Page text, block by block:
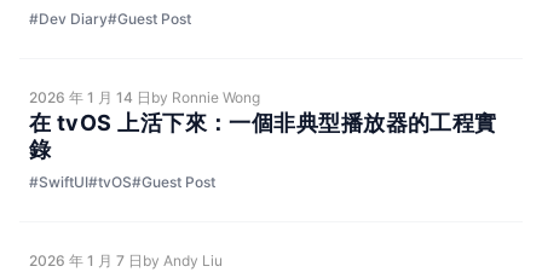
#Dev Diary#Guest Post
2026 年 1 月 14 日 by Ronnie Wong
在 tvOS 上活下來：一個非典型播放器的工程實
錄
#SwiftUI#tvOS#Guest Post
2026 年 1 月 7 日 by Andy Liu